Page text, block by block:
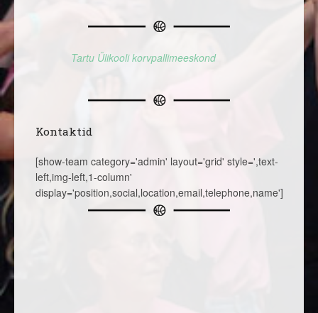
Tartu Ülikooli korvpallimeeskond
Kontaktid
[show-team category='admin' layout='grid' style=',text-
left,img-left,1-column'
display='position,social,location,email,telephone,name']